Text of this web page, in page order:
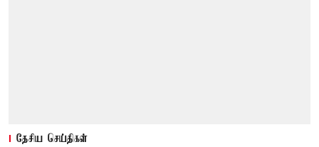
தேசிய செய்திகள்